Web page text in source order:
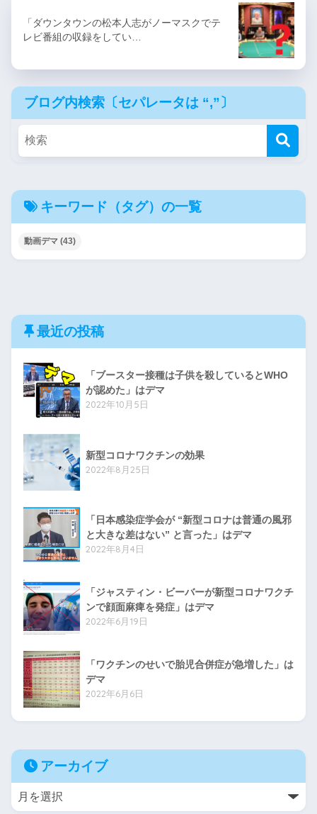
「ダウンタウンの松本人志がノーマスクでテ
レビ番組の収録をしてい…
ブログ内検索〔セパレータは “,”〕
キーワード（タグ）の一覧
動画デマ (43)
最近の投稿
「ブースター接種は子供を殺しているとWHO
が認めた」はデマ
2022年10月5日
新型コロナワクチンの効果
2022年8月25日
「日本感染症学会が “新型コロナは普通の風邪
と大きな差はない” と言った」はデマ
2022年8月4日
「ジャスティン・ビーバーが新型コロナワクチ
ンで顔面麻痺を発症」はデマ
2022年6月19日
「ワクチンのせいで胎児合併症が急増した」は
デマ
2022年6月6日
アーカイブ